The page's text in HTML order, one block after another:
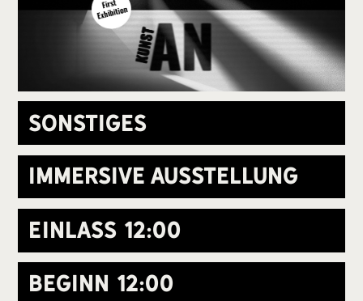
Sonstiges
Immersive Ausstellung
Einlass 12:00
Beginn 12:00